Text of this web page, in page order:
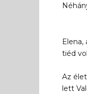
tiéd
Az
lett